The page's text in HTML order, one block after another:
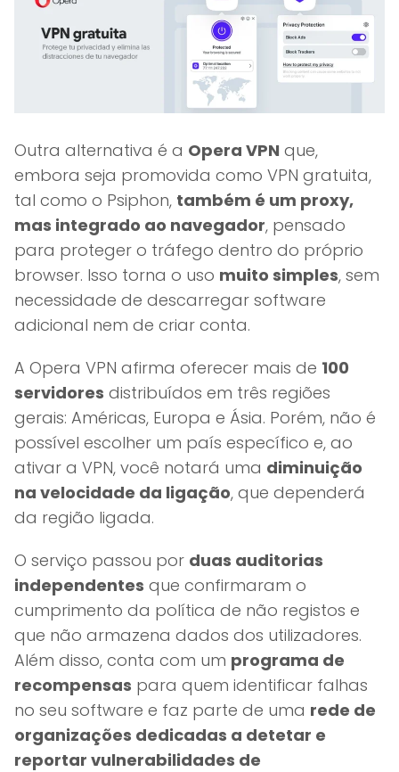
Outra alternativa é a Opera VPN que,
embora seja promovida como VPN gratuita,
tal como o Psiphon, também é um proxy,
mas integrado ao navegador, pensado
para proteger o tráfego dentro do próprio
browser. Isso torna o uso muito simples, sem
necessidade de descarregar software
adicional nem de criar conta.
A Opera VPN afirma oferecer mais de 100
servidores distribuídos em três regiões
gerais: Américas, Europa e Ásia. Porém, não é
possível escolher um país específico e, ao
ativar a VPN, você notará uma diminuição
na velocidade da ligação, que dependerá
da região ligada.
O serviço passou por duas auditorias
independentes que confirmaram o
cumprimento da política de não registos e
que não armazena dados dos utilizadores.
Além disso, conta com um programa de
recompensas para quem identificar falhas
no seu software e faz parte de uma rede de
organizações dedicadas a detetar e
reportar vulnerabilidades de